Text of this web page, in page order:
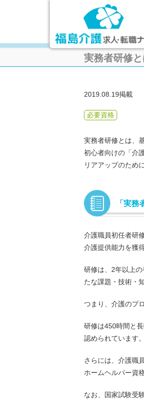
実務者研修と
2019.08.19掲載
必要資格
実務者研修とは、
初心者向けの「介
リアアップのため
「実務
介護職員初任者研
介護提供能力を獲
研修は、2年以上
たな課題・技術・
つまり、介護のプ
研修は450時間と
認められています。
さらには、介護職
ホームヘルパー資
なお、国家試験受